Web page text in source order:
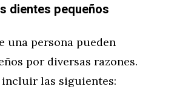
dientes pequeños
una persona pueden
por diversas razones.
incluir las siguientes: